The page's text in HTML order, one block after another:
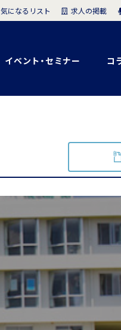
イベント・セミナー コ
気になるリスト 求人の掲載